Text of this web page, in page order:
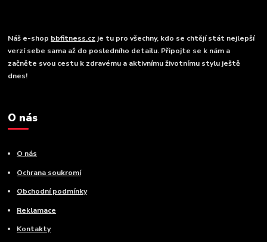
Náš e-shop bbfitness.cz je tu pro všechny, kdo se chtějí stát nejlepší
verzí sebe sama až do posledního detailu. Připojte se k nám a
začněte svou cestu k zdravému a aktivnímu životnímu stylu ještě
dnes!
O nás
O nás
Ochrana soukromí
Obchodní podmínky
Reklamace
Kontakty